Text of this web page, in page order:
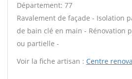
Département: 77
Ravalement de façade - Isolation
de bain clé en main - Rénovation
ou partielle -
Voir la fiche artisan : Centre